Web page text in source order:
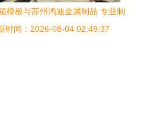
模板与苏州鸿迪金属制品 专业制
造的可靠选择
时间：2026-08-04 02:49:37